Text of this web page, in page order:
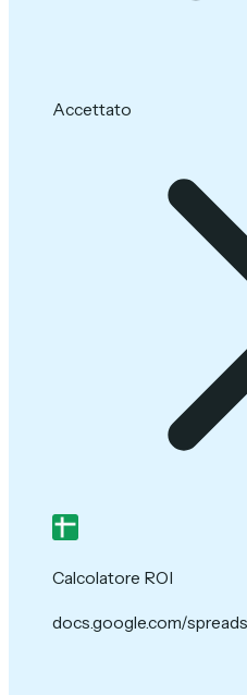
Accettato
Calcolatore ROI
docs.google.com/